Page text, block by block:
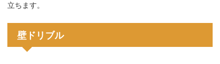
立ちます。
壁ドリブル